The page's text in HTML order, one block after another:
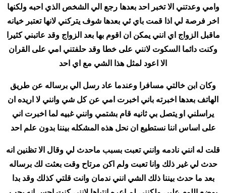
وامي وعدتني الا تخبر احد بعدها رجع الي الشخص الذي احبه ولكنها
اخر فرصة لي اذا قمت باي ئي بعدها شوف يتركني لانها تعتبر خيانه
ماقبل الزواج اي انني يمكن ان اقوم بها بعد الزواج وقد عاتبني كثيرا
وكنت دائما السكوت لانني على خطا وقد حلفتني امي على القران
الا اعود لمثل هذا الشي مع اي احد
وكان ابن خالتي مسافرا وعندما عاد رسل الي برساله عن طريق
الهاتف بعدها اخبرته باني اخبرت امي عن كل شي وانني لا اريده ان
يراسلني او يتصل بي ثانيه قام بشتمي وانني غبيه لما اخبرت اني
على اساس اننا نستطيع ان نحل هذه المشكله بيننا بدون علم احد
قلت له انني نادمه وانني تعبت بسبب ماحدث لي وقال الا تظنين انه
حدث لي غير ذلك وانا تعبت ولم اكن مرتاح وقت بعثت لك برساله
بعد ما حدث بيننا ذلك الشي انني ندمان وانت قلتي كذلك وقد بدا